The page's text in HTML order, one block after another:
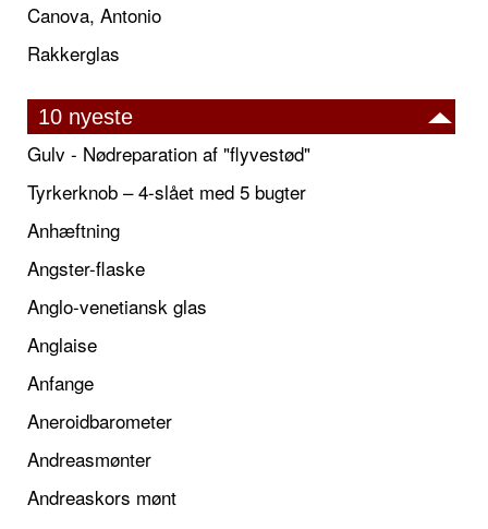
Canova, Antonio
Rakkerglas
10 nyeste
Gulv - Nødreparation af "flyvestød"
Tyrkerknob – 4-slået med 5 bugter
Anhæftning
Angster-flaske
Anglo-venetiansk glas
Anglaise
Anfange
Aneroidbarometer
Andreasmønter
Andreaskors mønt